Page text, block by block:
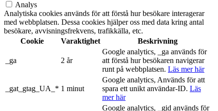
Analys
Analytiska cookies används för att förstå hur besökare interagerar
med webbplatsen. Dessa cookies hjälper oss med data kring antal
besökare, avvisningsfrekvens, trafikkälla, etc.
Cookie
Varaktighet Beskrivning
_ga 2 år
Google analytics, _ga används för
att förstå hur besökaren navigerar
runt på webbplatsen. Läs mer här
_gat_gtag_UA_* 1 minut
Google analytics, Används för att
spara ett unikt användar-ID. Läs
mer här
Google analytics, _gid används för